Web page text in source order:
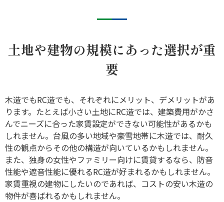
土地や建物の規模にあった選択が重
要
木造でもRC造でも、それぞれにメリット、デメリットがあ
ります。たとえば小さい土地にRC造では、建築費用がかさ
んでニーズに合った家賃設定ができない可能性があるかも
しれません。台風の多い地域や豪雪地帯に木造では、耐久
性の観点からその他の構造が向いているかもしれません。
また、独身の女性やファミリー向けに賃貸するなら、防音
性能や遮音性能に優れるRC造が好まれるかもしれません。
家賃重視の建物にしたいのであれば、コストの安い木造の
物件が喜ばれるかもしれません。